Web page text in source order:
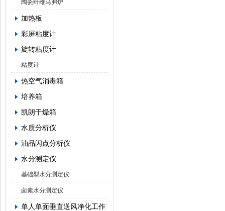
陶瓷纤维马弗炉
加热板
彩屏粘度计
旋转粘度计
粘度计
热空气消毒箱
培养箱
凯朗干燥箱
水质分析仪
油品闪点分析仪
水分测定仪
基础型水分测定仪
卤素水分测定仪
单人单面垂直送风净化工作台